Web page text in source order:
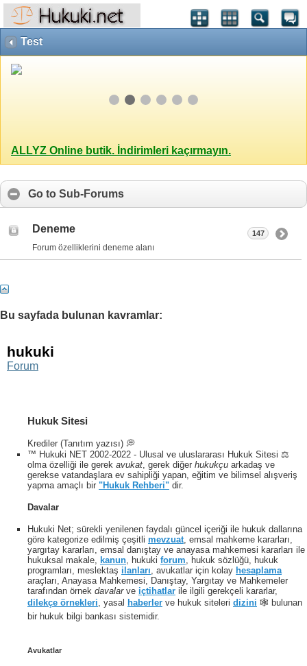
Test
ALLYZ Online butik. İndirimleri kaçırmayın.
Go to Sub-Forums
Deneme
Forum özelliklerini deneme alanı
147
Bu sayfada bulunan kavramlar:
hukuki
Forum
Hukuk Sitesi
Krediler (Tanıtım yazısı) 💭
™ Hukuki NET 2002-2022 - Ulusal ve uluslararası Hukuk Sitesi ⚖️
olma özelliği ile gerek avukat , gerek diğer hukukçu arkadaş ve
gerekse vatandaşlara ev sahipliği yapan, eğitim ve bilimsel alışveriş
yapma amaçlı bir "Hukuk Rehberi" dir.
Davalar
Hukuki Net; sürekli yenilenen faydalı güncel içeriği ile hukuk dallarına
göre kategorize edilmiş çeşitli mevzuat, emsal mahkeme kararları,
yargıtay kararları, emsal danıştay ve anayasa mahkemesi kararları ile
hukuksal makale, kanun, hukuki forum, hukuk sözlüğü, hukuk
programları, meslektaş ilanları, avukatlar için kolay hesaplama
araçları, Anayasa Mahkemesi, Danıştay, Yargıtay ve Mahkemeler
tarafından örnek davalarve içtihatlar ile ilgili gerekçeli kararlar,
dilekçe örnekleri, yasal haberler ve hukuk siteleri dizini 🕸 bulunan
bir hukuk bilgi bankası sistemidir.
Avukatlar